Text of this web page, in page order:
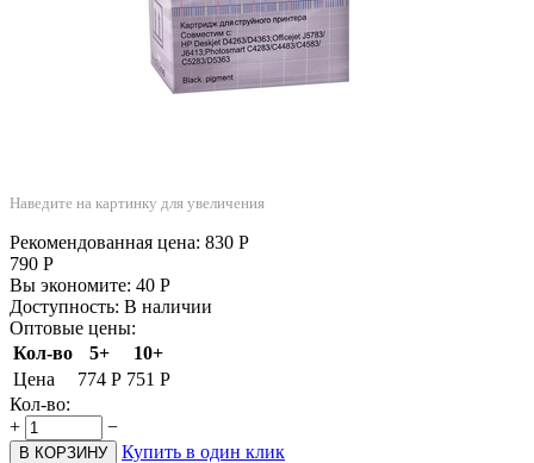
Наведите на картинку для увеличения
Рекомендованная цена: 830 Р
790 Р
Вы экономите: 40 Р
Доступность: В наличии
Оптовые цены:
Кол-во
5+
10+
Цена
774 Р 751 Р
Кол-во:
+
−
В КОРЗИНУ
Купить в один клик